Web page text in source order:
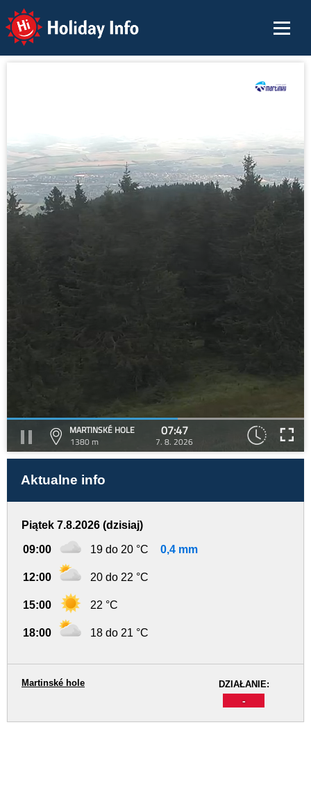
Holiday Info
MARTINSKÉ HOLE
1380 m
07:47
7. 8. 2026
Aktualne info
Piątek 7.8.2026 (dzisiaj)
09:00 19 do 20 °C 0,4 mm
12:00 20 do 22 °C
15:00 22 °C
18:00 18 do 21 °C
DZIAŁANIE:
-
Martinské hole